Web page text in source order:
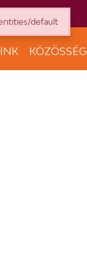
KÖZÖSSÉG
default